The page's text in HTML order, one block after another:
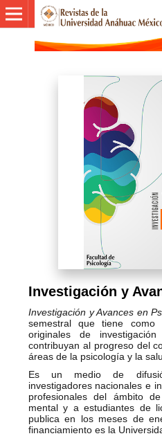
Investigación y
Investigación y Avances en
semestral que tiene como
originales de
contribuyan al progreso del
áreas de la psicología y la
Es un medio de
investigadores nacionales e
profesionales del ámbito
mental y a estudiantes de
publica en los meses de
financiamiento es la